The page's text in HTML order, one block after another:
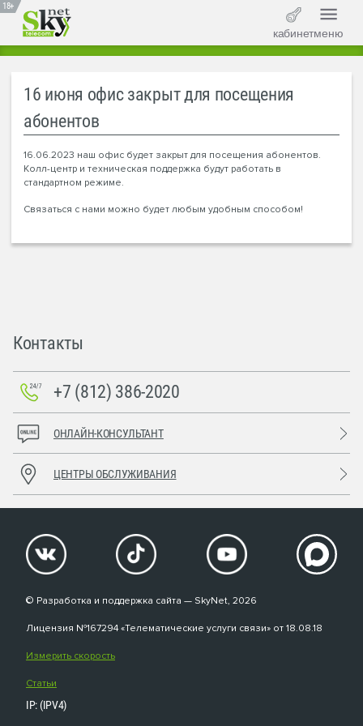
18+
кабинетменю
16 июня офис закрыт для посещения
абонентов
16.06.2023 наш офис будет закрыт для посещения абонентов.
Колл-центр и техническая поддержка будут работать в
стандартном режиме.
Связаться с нами можно будет любым удобным способом!
Контакты
+7 (812) 386-2020
ОНЛАЙН-КОНСУЛЬТАНТ
ЦЕНТРЫ ОБСЛУЖИВАНИЯ
© Разработка и поддержка сайта — SkyNet, 2026
Лицензия №167294 «Телематические услуги связи» от 18.08.18
Измерить скорость
Статьи
IP: (IPV4)